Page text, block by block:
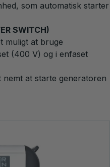
som automatisk starter
SWITCH)
muligt at bruge
(400 V) og i enfaset
nemt at starte generatoren